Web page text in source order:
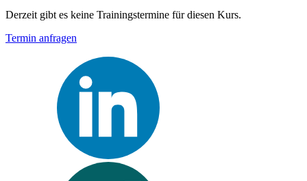
Derzeit gibt es keine Trainingstermine für diesen Kurs.
Termin anfragen